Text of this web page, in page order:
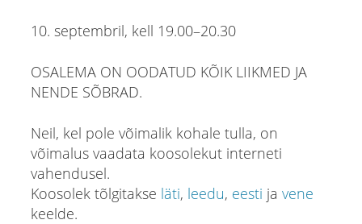
10. septembril, kell 19.00–20.30
OSALEMA ON OODATUD KÕIK LIIKMED JA
NENDE SÕBRAD.
Neil, kel pole võimalik kohale tulla, on
võimalus vaadata koosolekut interneti
vahendusel.
Koosolek tõlgitakse läti, leedu, eesti ja vene
keelde.